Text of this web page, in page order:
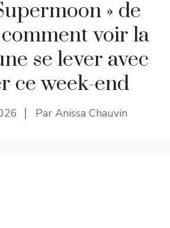
» de
voir la
se lever avec
ce week-end
Par Anissa Chauvin